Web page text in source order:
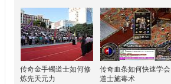
传奇金手镯道士如何修
炼先天元力
传奇血条如何快速学会
道士施毒术